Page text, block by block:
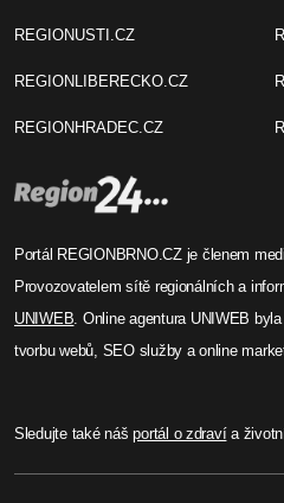
REGIONUSTI.CZ
REGIONLIBERECKO.CZ
REGIONHRADEC.CZ
Portál REGIONBRNO.CZ je členem
Provozovatelem sítě regionálních a
UNIWEB. Online agentura UNIWEB
tvorbu webů, SEO služby a online
Sledujte také nášportál o zdravía